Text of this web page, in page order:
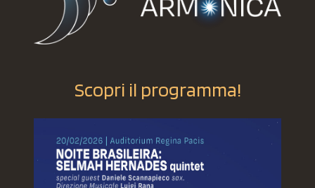
Scopri il programma!